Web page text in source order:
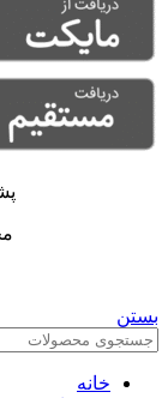
بستن
خانه